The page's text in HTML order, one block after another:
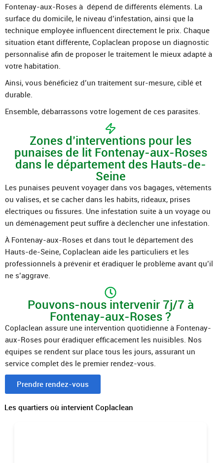
Fontenay-aux-Roses à dépend de différents éléments. La
surface du domicile, le niveau d’infestation, ainsi que la
technique employée influencent directement le prix. Chaque
situation étant différente, Coplaclean propose un diagnostic
personnalisé afin de proposer le traitement le mieux adapté à
votre habitation.
Ainsi, vous bénéficiez d’un traitement sur-mesure, ciblé et
durable.
Ensemble, débarrassons votre logement de ces parasites.
Zones d’interventions pour les
punaises de lit Fontenay-aux-Roses
dans le département des Hauts-de-
Seine
Les punaises peuvent voyager dans vos bagages, vêtements
ou valises, et se cacher dans les habits, rideaux, prises
électriques ou fissures. Une infestation suite à un voyage ou
un déménagement peut suffire à déclencher une infestation.
À Fontenay-aux-Roses et dans tout le département des
Hauts-de-Seine, Coplaclean aide les particuliers et les
professionnels à prévenir et éradiquer le problème avant qu’il
ne s’aggrave.
Pouvons-nous intervenir 7j/7 à
Fontenay-aux-Roses ?
Coplaclean assure une intervention quotidienne à Fontenay-
aux-Roses pour éradiquer efficacement les nuisibles. Nos
équipes se rendent sur place tous les jours, assurant un
service complet dès le premier rendez-vous.
Prendre rendez-vous
Les quartiers où intervient Coplaclean